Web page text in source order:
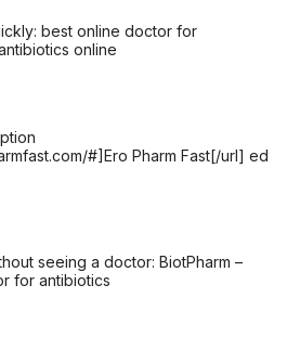
best online doctor for
online
#]Ero Pharm Fast[/url] ed
seeing a doctor: BiotPharm –
for antibiotics